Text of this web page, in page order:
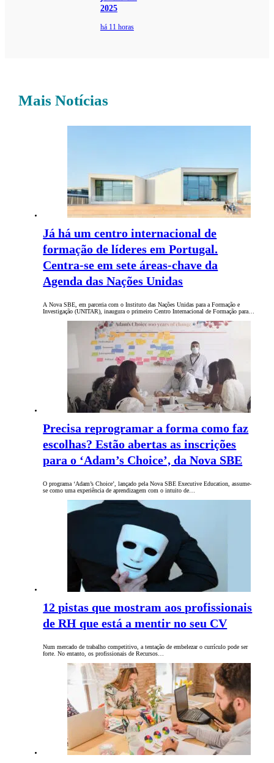
2025
há 11 horas
Mais Notícias
Já há um centro internacional de
formação de líderes em Portugal.
Centra-se em sete áreas-chave da
Agenda das Nações Unidas
A Nova SBE, em parceria com o Instituto das Nações Unidas para a Formação e
Investigação (UNITAR), inaugura o primeiro Centro Internacional de Formação para…
Precisa reprogramar a forma como faz
escolhas? Estão abertas as inscrições
para o ‘Adam’s Choice’, da Nova SBE
O programa ‘Adam’s Choice’, lançado pela Nova SBE Executive Education, assume-
se como uma experiência de aprendizagem com o intuito de…
12 pistas que mostram aos profissionais
de RH que está a mentir no seu CV
Num mercado de trabalho competitivo, a tentação de embelezar o currículo pode ser
forte. No entanto, os profissionais de Recursos…